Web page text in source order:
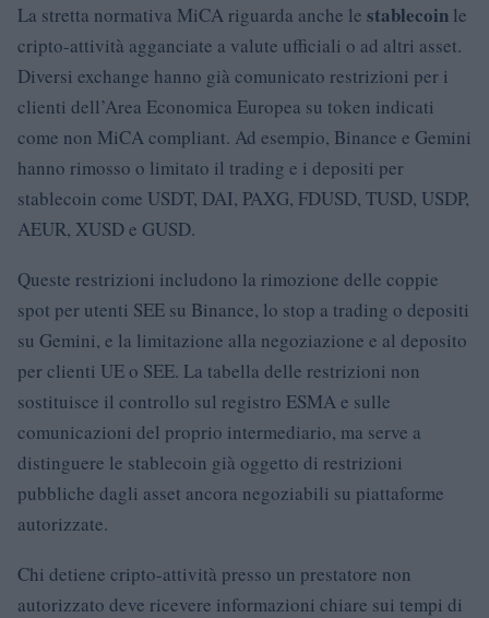
La stretta normativa MiCA riguarda anche le stablecoin le
cripto-attività agganciate a valute ufficiali o ad altri asset.
Diversi exchange hanno già comunicato restrizioni per i
clienti dell’Area Economica Europea su token indicati
come non MiCA compliant. Ad esempio, Binance e Gemini
hanno rimosso o limitato il trading e i depositi per
stablecoin come USDT, DAI, PAXG, FDUSD, TUSD, USDP,
AEUR, XUSD e GUSD.
Queste restrizioni includono la rimozione delle coppie
spot per utenti SEE su Binance, lo stop a trading o depositi
su Gemini, e la limitazione alla negoziazione e al deposito
per clienti UE o SEE. La tabella delle restrizioni non
sostituisce il controllo sul registro ESMA e sulle
comunicazioni del proprio intermediario, ma serve a
distinguere le stablecoin già oggetto di restrizioni
pubbliche dagli asset ancora negoziabili su piattaforme
autorizzate.
Chi detiene cripto-attività presso un prestatore non
autorizzato deve ricevere informazioni chiare sui tempi di